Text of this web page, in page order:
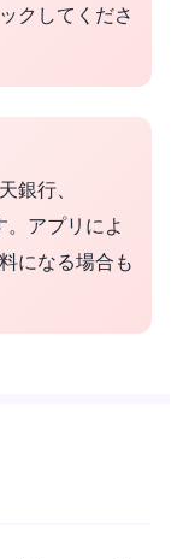
クしてくださ
銀行、
アプリによ
になる場合も